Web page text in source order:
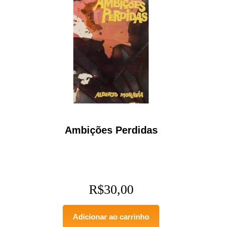
Ambições Perdidas
R$30,00
Adicionar ao carrinho